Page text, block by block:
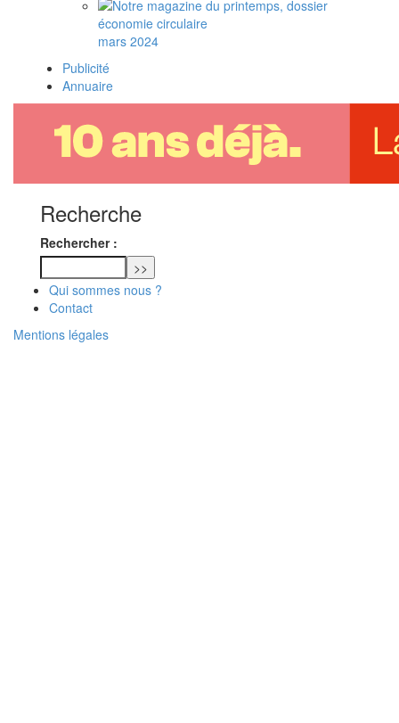
mars 2024
Publicité
Annuaire
Recherche
Rechercher :
Qui sommes nous ?
Contact
Mentions légales